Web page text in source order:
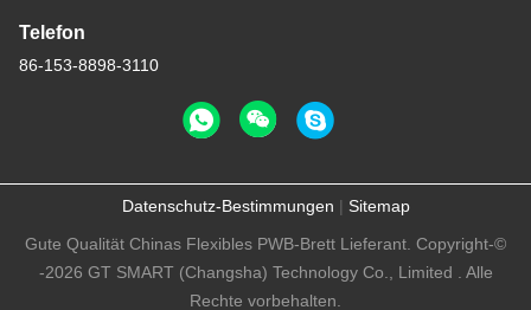
Telefon
86-153-8898-3110
Datenschutz-Bestimmungen | Sitemap
Gute Qualität Chinas Flexibles PWB-Brett Lieferant. Copyright-©
-2026 GT SMART (Changsha) Technology Co., Limited . Alle
Rechte vorbehalten.